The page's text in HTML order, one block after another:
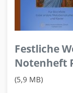
Festliche
Notenheft
(5,9 MB)